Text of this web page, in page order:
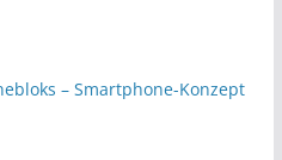
– Smartphone-Konzept